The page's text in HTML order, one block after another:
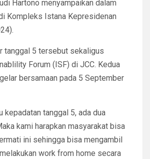
Hartono menyampaikan dalam
Kompleks Istana Kepresidenan
tanggal 5 tersebut sekaligus
Forum (ISF) di JCC. Kedua
bersamaan pada 5 September
kepadatan tanggal 5, ada dua
kami harapkan masyarakat bisa
ini sehingga bisa mengambil
work from home secara